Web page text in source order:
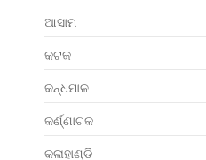
ଆସାମ
କଟକ
କନ୍ଧମାଳ
କର୍ଣ୍ଣାଟକ
କଳାହାଣ୍ଡି